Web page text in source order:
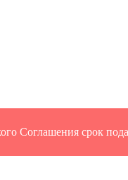
Соглашения срок